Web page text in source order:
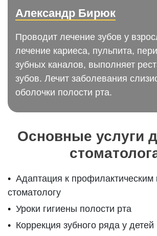
Александр Бирюк
Проводит лечение зубов у
лечение кариеса, пульпита,
зубных каналов, выполняет
зубов. Лечит заболевания
оболочки полости рта.
Основные услуги
Адаптация к профилактическим
стоматологу
Уроки гигиены полости рта
Коррекция зубного ряда у детей